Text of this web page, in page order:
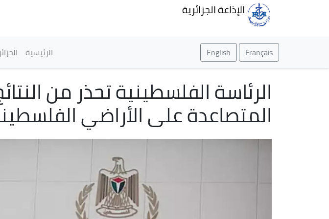
الإذاعة الجزائرية
Français
English القائمة
الرئيسية الجزائر
الرئاسة الفلسطينية تحذر من
المتصاعدة على الأراضي